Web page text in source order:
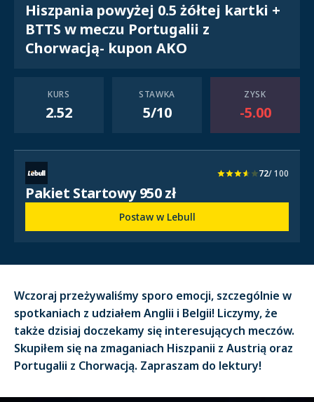
Hiszpania powyżej 0.5 żółtej kartki +
BTTS w meczu Portugalii z
Chorwacją- kupon AKO
KURS
2.52
STAWKA
5/10
ZYSK
-5.00
72/ 100
Pakiet Startowy 950 zł
Postaw w Lebull
Wczoraj przeżywaliśmy sporo emocji, szczególnie w
spotkaniach z udziałem Anglii i Belgii! Liczymy, że
także dzisiaj doczekamy się interesujących meczów.
Skupiłem się na zmaganiach Hiszpanii z Austrią oraz
Portugalii z Chorwacją. Zapraszam do lektury!